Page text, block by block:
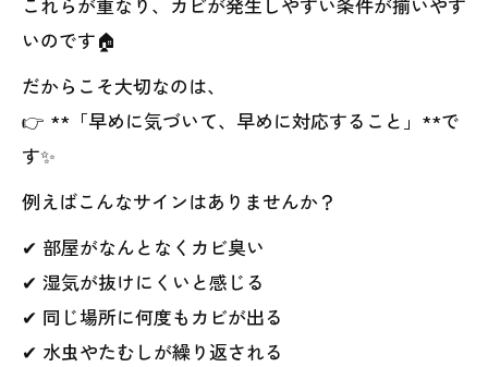
いのです🏠
だからこそ大切なのは、
👉 **「早めに気づいて、早めに対応すること」**で
す✨
例えばこんなサインはありませんか？
✔ 部屋がなんとなくカビ臭い
✔ 湿気が抜けにくいと感じる
✔ 同じ場所に何度もカビが出る
✔ 水虫やたむしが繰り返される